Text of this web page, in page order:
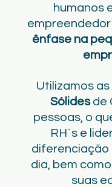
humanos
ênfase na
Utilizamos
Sólidesde
pessoas, o
RH´s e
diferenciação
dia, bem
suas